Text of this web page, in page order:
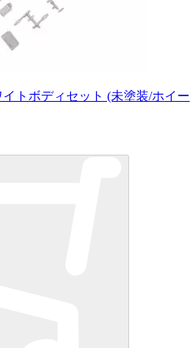
トボディセット (未塗装/ホイー